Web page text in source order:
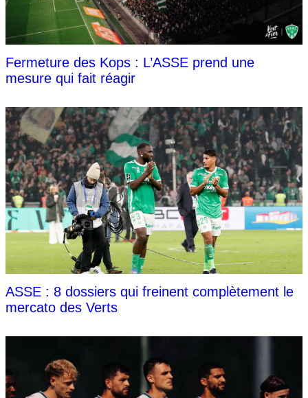
Fermeture des Kops : L’ASSE prend une
mesure qui fait réagir
ASSE : 8 dossiers qui freinent complètement le
mercato des Verts